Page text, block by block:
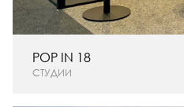
СТУДИИ
POP IN 18